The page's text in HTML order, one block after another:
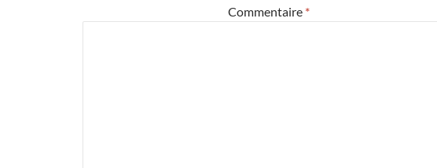
Commentaire *